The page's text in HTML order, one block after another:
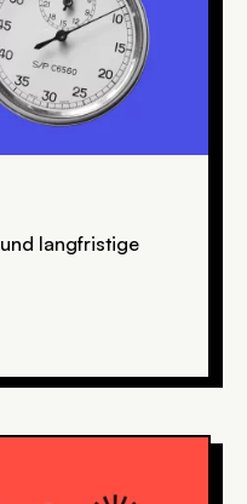
langfristige